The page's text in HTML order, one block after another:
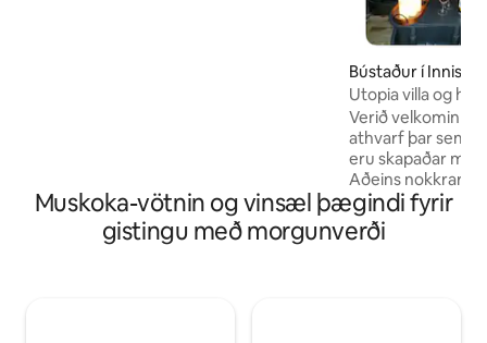
Þráðlaust net, eldhúskrókur, hljómtæki,
55' skjár, leikir, sefur 6. Því miður eru
engin gæludýr gesta
Bústaður í Innisfil
Utopia villa og
Verið velkomin í
athvarf þar sem
eru skapaðar
Aðeins nokkrar
öllu nauðsynlega í
margt að njóta að
Muskoka-vötnin og vinsæl þægindi fyrir
gistingu með morgunverði